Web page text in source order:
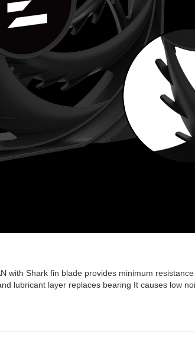
with Shark fin blade provides minimum
lubricant layer replaces bearing It causes low